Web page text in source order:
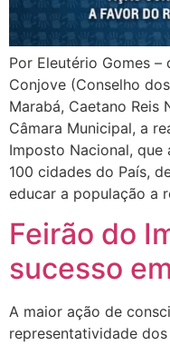
Por Eleutério Gomes
Conjove (Conselho
Marabá, Caetano Reis
Câmara Municipal, a
Imposto Nacional, que
100 cidades do País,
educar a população a
Feirão do
sucesso
A maior ação de
representatividade